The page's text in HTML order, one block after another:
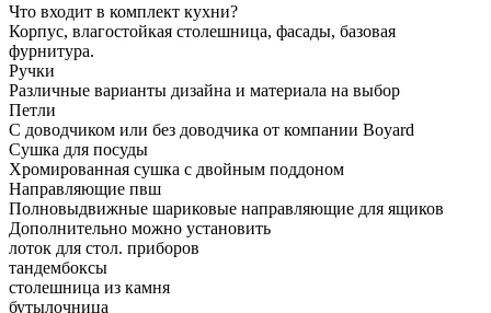
Что входит в комплект кухни?
Корпус, влагостойкая столешница, фасады, базовая
фурнитура.
Ручки
Различные варианты дизайна и материала на выбор
Петли
С доводчиком или без доводчика от компании Boyard
Сушка для посуды
Хромированная сушка с двойным поддоном
Направляющие пвш
Полновыдвижные шариковые направляющие для ящиков
Дополнительно можно установить
лоток для стол. приборов
тандембоксы
столешница из камня
бутылочница